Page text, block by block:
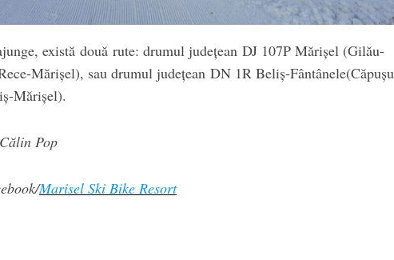
există două rute: drumul județean DJ 107P Mărișel (Gilău-
Mărișel), sau drumul județean DN 1R Beliș-Fântânele(Căpușu
Mărișel).
Pop
Marisel Ski Bike Resort